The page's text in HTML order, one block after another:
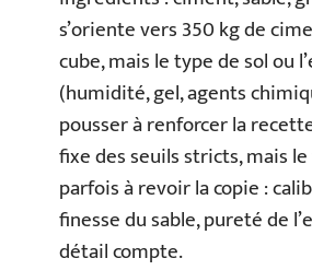
s’oriente vers 350 kg de
cube, mais le type de sol ou
(humidité, gel, agents
pousser à renforcer la
fixe des seuils stricts, mais
parfois à revoir la copie :
finesse du sable, pureté de
détail compte.